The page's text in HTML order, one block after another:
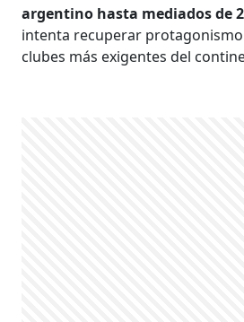
argentino hasta mediados de
intenta recuperar
clubes más exigentes del